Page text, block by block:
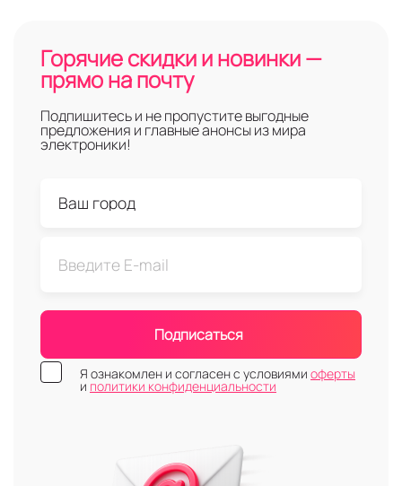
Горячие скидки и новинки —
прямо на почту
Подпишитесь и не пропустите выгодные
предложения и главные анонсы из мира
электроники!
Подписаться
Я ознакомлен и согласен с условиями оферты
и политики конфиденциальности